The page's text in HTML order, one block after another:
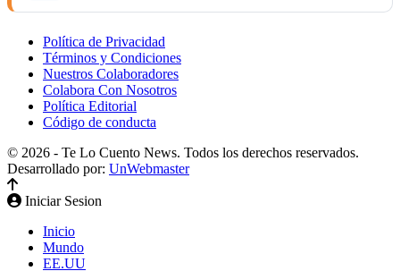
Política de Privacidad
Términos y Condiciones
Nuestros Colaboradores
Colabora Con Nosotros
Política Editorial
Código de conducta
© 2026 - Te Lo Cuento News. Todos los derechos reservados.
Desarrollado por: UnWebmaster
Iniciar Sesion
Inicio
Mundo
EE.UU